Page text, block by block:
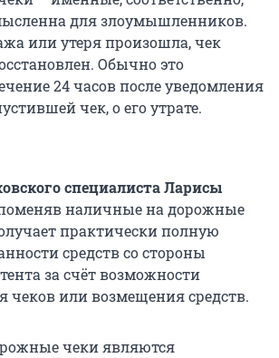
для злоумышленников.
или утеря произошла, чек
Обычно это
24 часов после уведомления
чек, о его утрате.
специалистаЛарисы
наличные на дорожные
практически полную
средств со стороны
за счёт возможности
чеков или возмещения средств.
чеки являются